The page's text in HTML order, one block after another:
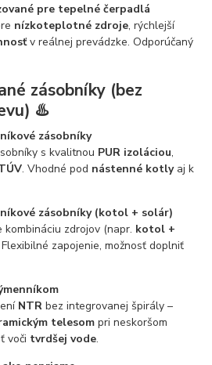
pre tepelné čerpadlá
nízkoteplotné zdroje, rýchlejší
v reálnej prevádzke. Odporúčaný
zásobníky (bez
♨️
zásobníky
s kvalitnou PUR izoláciou,
. Vhodné pod nástenné kotlyaj k
zásobníky (kotol + solár)
kombináciu zdrojov (napr. kotol +
Flexibilné zapojenie, možnosť doplniť
NTR bez integrovanej špirály –
telesom pri neskoršom
voči tvrdšej vode.